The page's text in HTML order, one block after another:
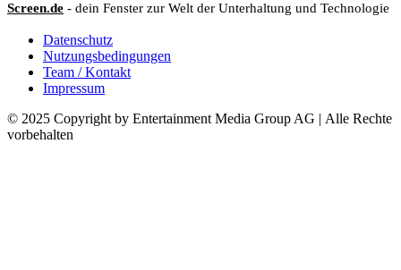
Screen.de - dein Fenster zur Welt der Unterhaltung und Technologie
Datenschutz
Nutzungsbedingungen
Team / Kontakt
Impressum
© 2025 Copyright by Entertainment Media Group AG | Alle Rechte
vorbehalten